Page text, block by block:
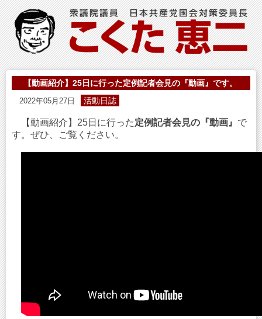
【動画紹介】25日に行った定例記者会見の『動画』です。
2022年05月27日 活動日誌
【動画紹介】25日に行った定例記者会見の『動画』 で
す。ぜひ、ご覧ください。